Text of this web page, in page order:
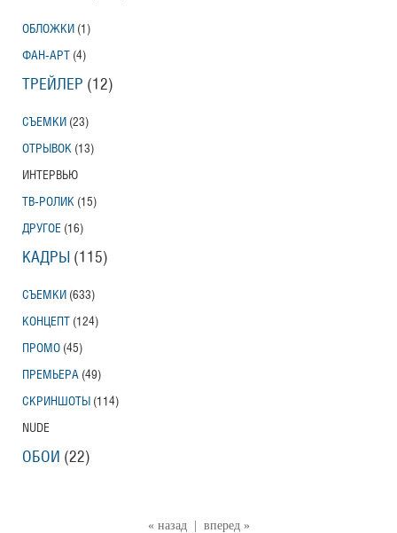
« назад
вперед »
ОБЛОЖКИ (1)
ФАН-АРТ (4)
ТРЕЙЛЕР (12)
СЪЕМКИ (23)
ОТРЫВОК (13)
ИНТЕРВЬЮ
ТВ-РОЛИК (15)
ДРУГОЕ (16)
КАДРЫ (115)
СЪЕМКИ (633)
КОНЦЕПТ (124)
ПРОМО (45)
ПРЕМЬЕРА (49)
СКРИНШОТЫ (114)
NUDE
ОБОИ (22)